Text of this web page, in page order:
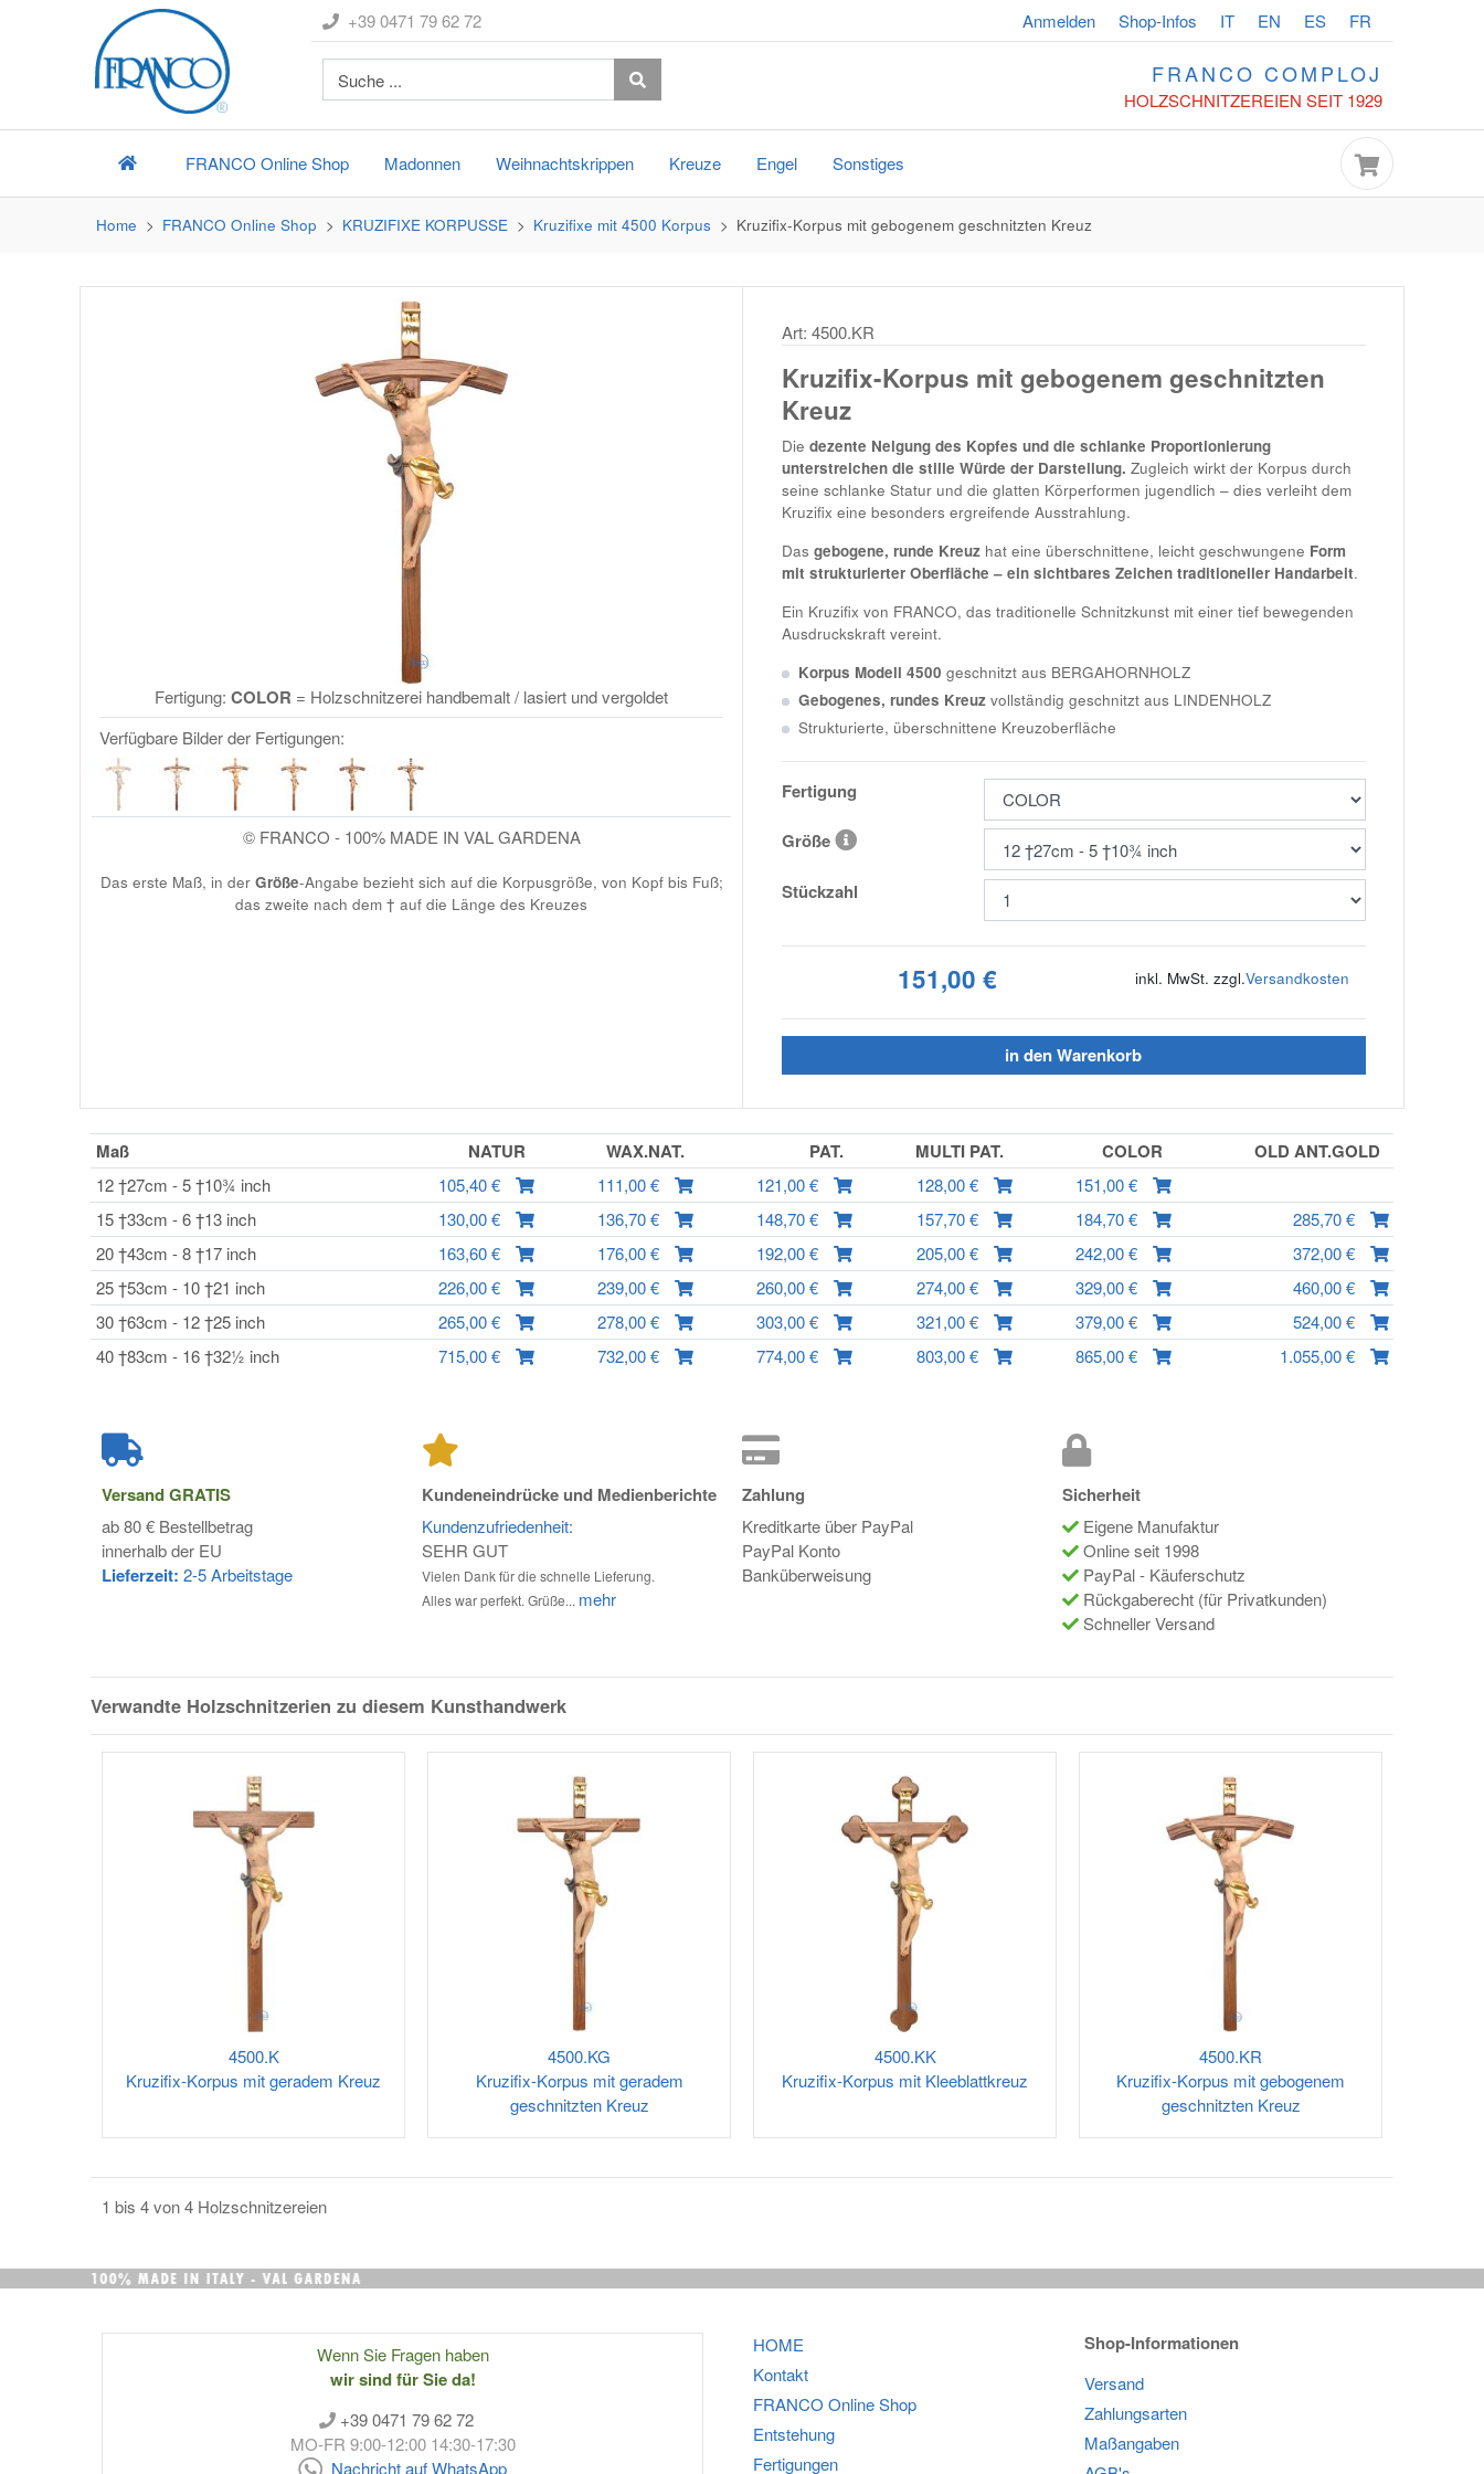
+39 0471 79 62 72 Anmelden Shop-Infos IT EN ES FR
FRANCO COMPLOJ
HOLZSCHNITZEREIEN SEIT 1929
FRANCO Online Shop Madonnen Weihnachtskrippen Kreuze Engel Sonstiges
Home FRANCO Online Shop KRUZIFIXE KORPUSSE Kruzifixe mit 4500 Korpus Kruzifix-Korpus mit gebogenem geschnitzten Kreuz
Fertigung: COLOR = Holzschnitzerei handbemalt / lasiert und vergoldet
Verfügbare Bilder der Fertigungen:
© FRANCO - 100% MADE IN VAL GARDENA
Das erste Maß, in der Größe-Angabe bezieht sich auf die Korpusgröße, von Kopf bis Fuß;
das zweite nach dem † auf die Länge des Kreuzes
Art: 4500.KR
Kruzifix-Korpus mit gebogenem geschnitzten
Kreuz
Die dezente Neigung des Kopfes und die schlanke Proportionierung
unterstreichen die stille Würde der Darstellung. Zugleich wirkt der Korpus durch
seine schlanke Statur und die glatten Körperformen jugendlich – dies verleiht dem
Kruzifix eine besonders ergreifende Ausstrahlung.
Das gebogene, runde Kreuzhat eine überschnittene, leicht geschwungene Form
mit strukturierter Oberfläche – ein sichtbares Zeichen traditioneller Handarbeit.
Ein Kruzifix von FRANCO, das traditionelle Schnitzkunst mit einer tief bewegenden
Ausdruckskraft vereint.
Korpus Modell 4500 geschnitzt aus BERGAHORNHOLZ
Gebogenes, rundes Kreuzvollständig geschnitzt aus LINDENHOLZ
Strukturierte, überschnittene Kreuzoberfläche
Fertigung
Größe
Stückzahl
151,00 € inkl. MwSt. zzgl.Versandkosten
in den Warenkorb
Maß NATUR WAX.NAT. PAT. MULTI PAT. COLOR OLD ANT.GOLD
12 †27cm - 5 †10¾ inch 105,40 € 111,00 € 121,00 € 128,00 €
151,00 €
15 †33cm - 6 †13 inch
130,00 € 136,70 € 148,70 € 157,70 € 184,70 €
285,70 €
20 †43cm - 8 †17 inch
163,60 € 176,00 € 192,00 € 205,00 € 242,00 €
372,00 €
25 †53cm - 10 †21 inch
226,00 € 239,00 € 260,00 € 274,00 € 329,00 €
460,00 €
30 †63cm - 12 †25 inch
265,00 € 278,00 € 303,00 € 321,00 € 379,00 €
524,00 €
40 †83cm - 16 †32½ inch
715,00 € 732,00 € 774,00 € 803,00 € 865,00 € 1.055,00 €
VersandGRATIS
ab 80 € Bestellbetrag
innerhalb der EU
Lieferzeit: 2-5 Arbeitstage
Kundeneindrücke und Medienberichte
Kundenzufriedenheit:
SEHR GUT
Vielen Dank für die schnelle Lieferung.
Alles war perfekt. Grüße... mehr
Zahlung
Kreditkarte über PayPal
PayPal Konto
Banküberweisung
Sicherheit
Eigene Manufaktur
Online seit 1998
PayPal - Käuferschutz
Rückgaberecht (für Privatkunden)
Schneller Versand
Verwandte Holzschnitzerien zu diesem Kunsthandwerk
4500.K
Kruzifix-Korpus mit geradem Kreuz
4500.KG
Kruzifix-Korpus mit geradem
geschnitzten Kreuz
4500.KK
Kruzifix-Korpus mit Kleeblattkreuz
4500.KR
Kruzifix-Korpus mit gebogenem
geschnitzten Kreuz
1 bis 4 von 4 Holzschnitzereien
Wenn Sie Fragen haben
wir sind für Sie da!
+39 0471 79 62 72
MO-FR 9:00-12:00 14:30-17:30
Nachricht auf WhatsApp
HOME
Kontakt
FRANCO Online Shop
Entstehung
Fertigungen
Shop-Informationen
Versand
Zahlungsarten
Maßangaben